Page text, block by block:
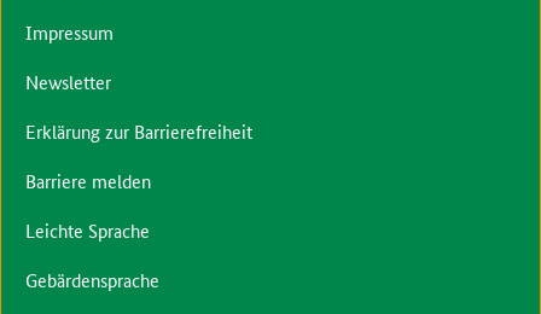
Impressum
Newsletter
Erklärung zur Barrierefreiheit
Barriere melden
Leichte Sprache
Gebärdensprache